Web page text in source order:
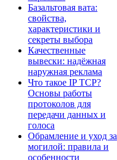
Базальтовая вата:
свойства,
характеристики и
секреты выбора
Качественные
вывески: надёжная
наружная реклама
Что такое IP TCP?
Основы работы
протоколов для
передачи данных и
голоса
Обрамление и уход за
могилой: правила и
особенности